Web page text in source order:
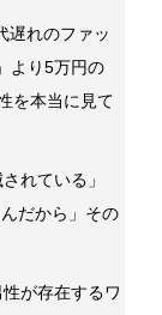
遅れのファッ
より5万円の
を本当に見て
れている」
だから」その
が存在するワ